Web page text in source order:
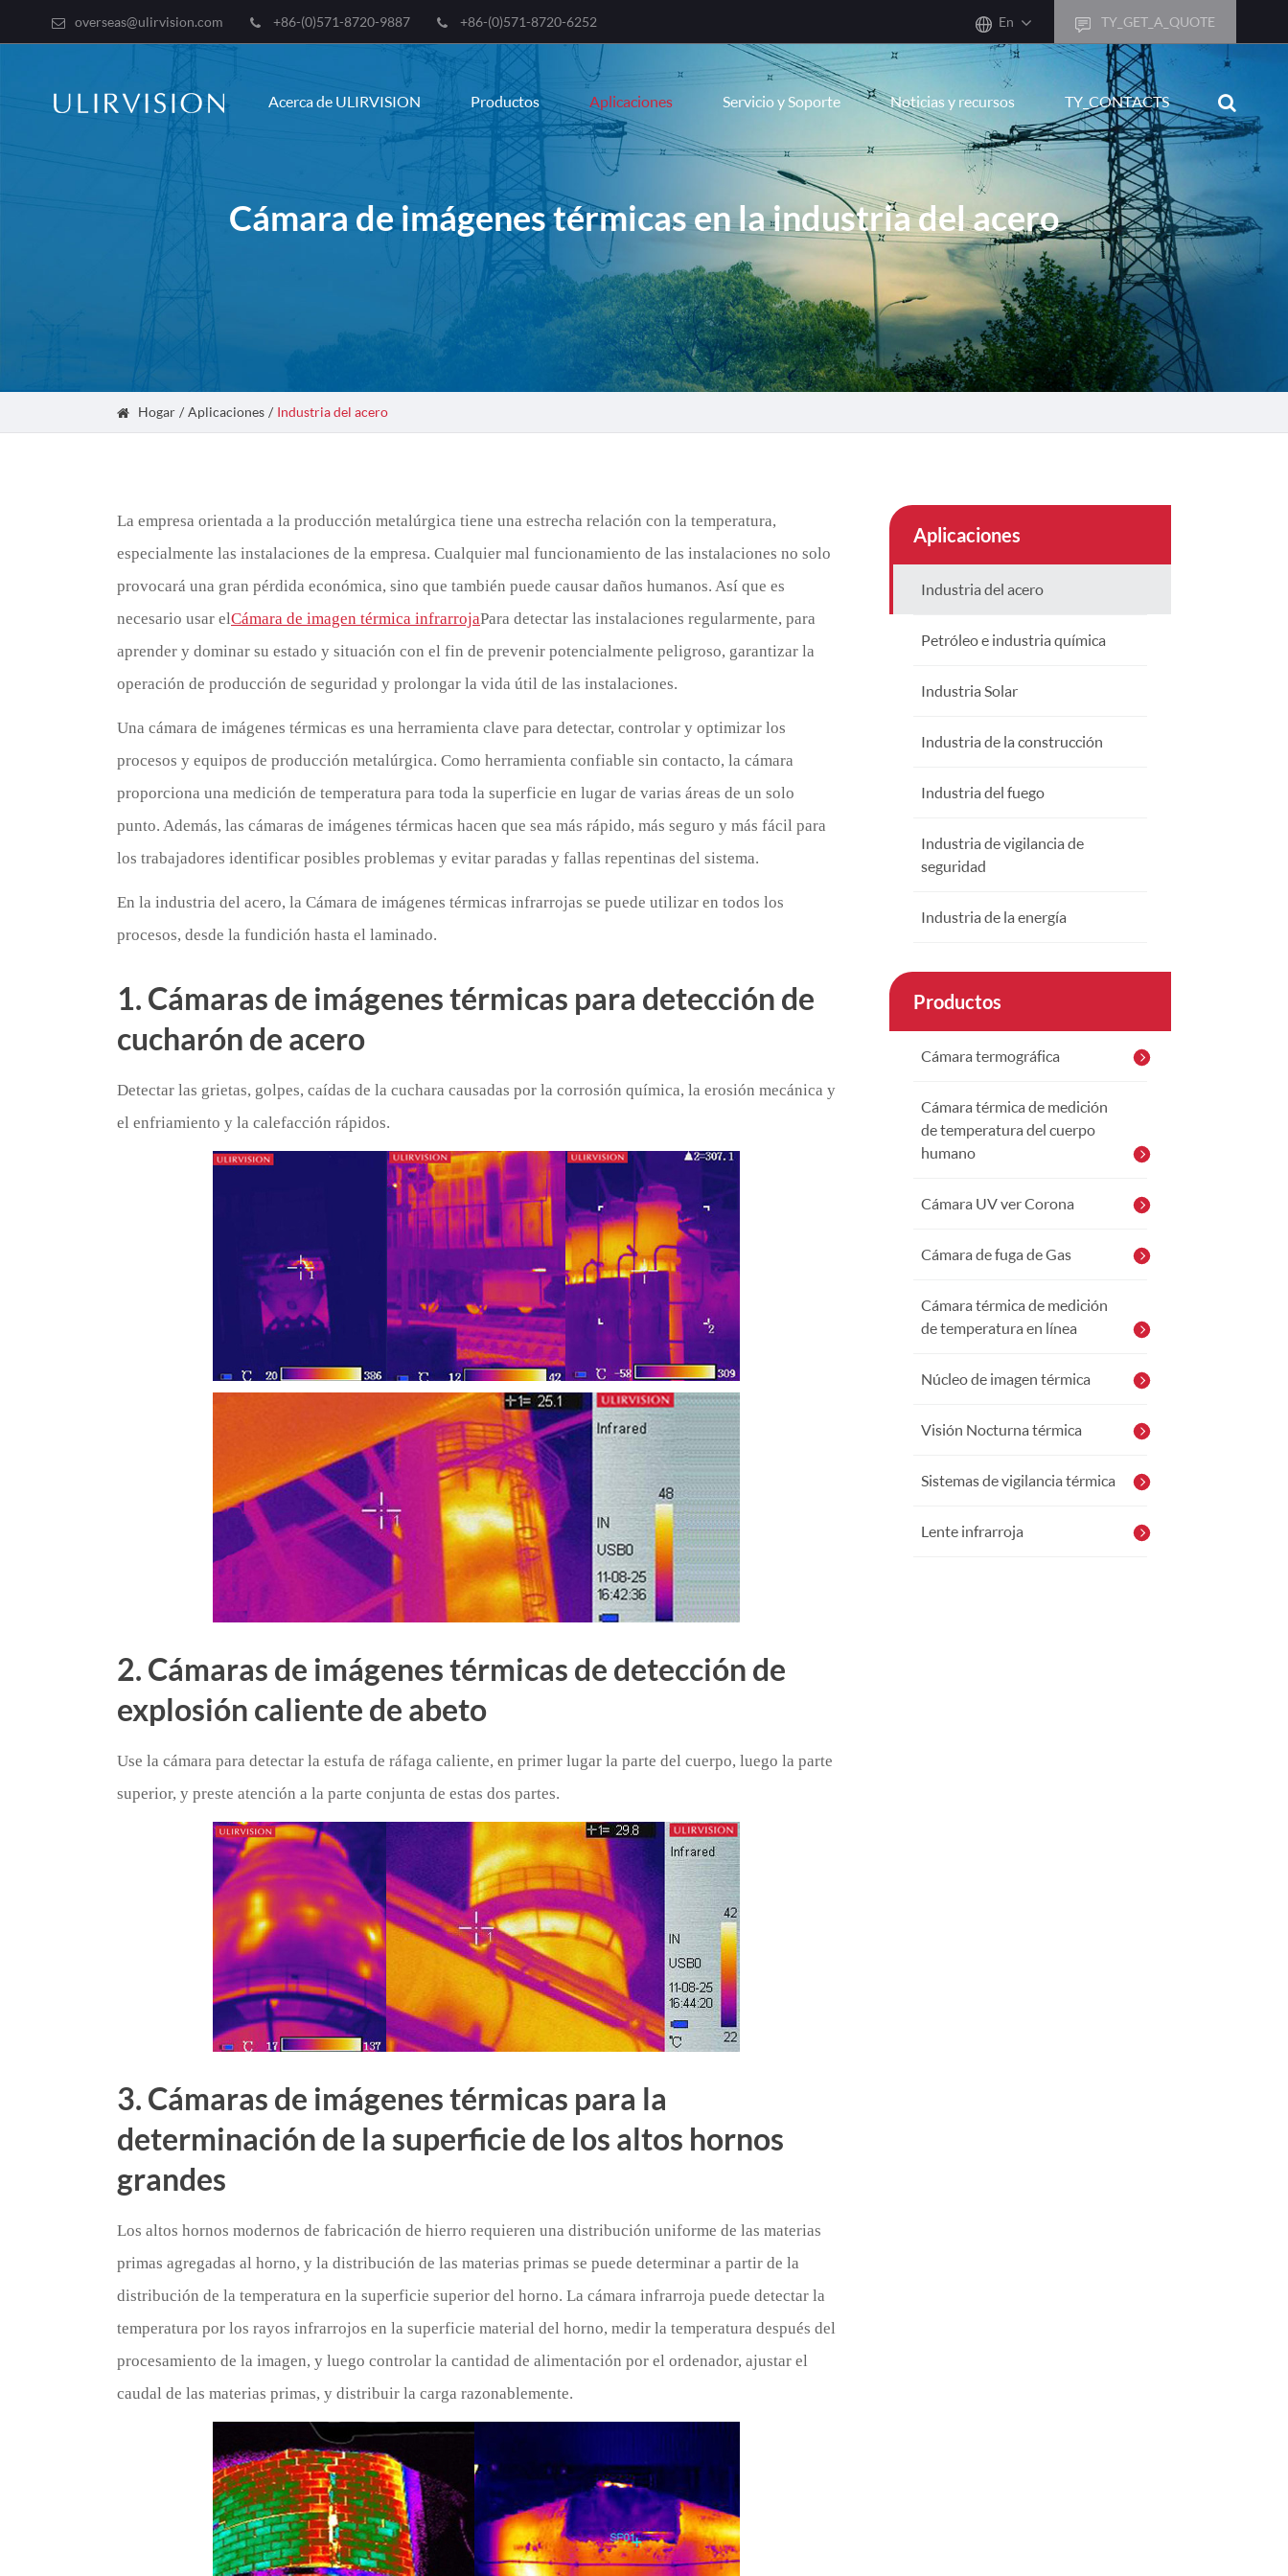
overseas@ulirvision.com +86-(0)571-8720-9887 +86-(0)571-8720-6252 En
English
한국어
français
Deutsch
Español
русский
português
TY_GET_A_QUOTE
Acerca de ULIRVISION Productos Aplicaciones Servicio y Soporte Noticias y recursos TY_CONTACTS
Cámara de imágenes térmicas en la industria del acero
Hogar Aplicaciones Industria del acero
La empresa orientada a la producción metalúrgica tiene una estrecha relación con la temperatura,
especialmente las instalaciones de la empresa. Cualquier mal funcionamiento de las instalaciones no solo
provocará una gran pérdida económica, sino que también puede causar daños humanos. Así que es
necesario usar elCámara de imagen térmica infrarrojaPara detectar las instalaciones regularmente, para
aprender y dominar su estado y situación con el fin de prevenir potencialmente peligroso, garantizar la
operación de producción de seguridad y prolongar la vida útil de las instalaciones.
Una cámara de imágenes térmicas es una herramienta clave para detectar, controlar y optimizar los
procesos y equipos de producción metalúrgica. Como herramienta confiable sin contacto, la cámara
proporciona una medición de temperatura para toda la superficie en lugar de varias áreas de un solo
punto. Además, las cámaras de imágenes térmicas hacen que sea más rápido, más seguro y más fácil para
los trabajadores identificar posibles problemas y evitar paradas y fallas repentinas del sistema.
En la industria del acero, la Cámara de imágenes térmicas infrarrojas se puede utilizar en todos los
procesos, desde la fundición hasta el laminado.
1. Cámaras de imágenes térmicas para detección de
cucharón de acero
Detectar las grietas, golpes, caídas de la cuchara causadas por la corrosión química, la erosión mecánica y
el enfriamiento y la calefacción rápidos.
2. Cámaras de imágenes térmicas de detección de
explosión caliente de abeto
Use la cámara para detectar la estufa de ráfaga caliente, en primer lugar la parte del cuerpo, luego la parte
superior, y preste atención a la parte conjunta de estas dos partes.
3. Cámaras de imágenes térmicas para la
determinación de la superficie de los altos hornos
grandes
Los altos hornos modernos de fabricación de hierro requieren una distribución uniforme de las materias
primas agregadas al horno, y la distribución de las materias primas se puede determinar a partir de la
distribución de la temperatura en la superficie superior del horno. La cámara infrarroja puede detectar la
temperatura por los rayos infrarrojos en la superficie material del horno, medir la temperatura después del
procesamiento de la imagen, y luego controlar la cantidad de alimentación por el ordenador, ajustar el
caudal de las materias primas, y distribuir la carga razonablemente.
Aplicaciones
Industria del acero
Petróleo e industria química
Industria Solar
Industria de la construcción
Industria del fuego
Industria de vigilancia de
seguridad
Industria de la energía
Productos
Cámara termográfica
Cámara térmica de medición
de temperatura del cuerpo
humano
Cámara UV ver Corona
Cámara de fuga de Gas
Cámara térmica de medición
de temperatura en línea
Núcleo de imagen térmica
Visión Nocturna térmica
Sistemas de vigilancia térmica
Lente infrarroja